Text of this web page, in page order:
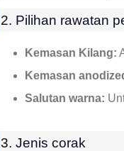
2. Pilihan rawatan
Kemasan Kilang:
Kemasan
Salutan warna:
3. Jenis corak